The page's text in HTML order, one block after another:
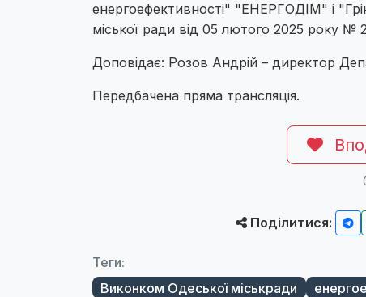
енергоефективності" "ЕНЕРГОДІМ" і
міської ради від 05 лютого 2025 року №
Доповідає: Розов Андрій – директор
Передбачена пряма трансляція.
Поділитися:
Теги:
Виконком Одеської міськради